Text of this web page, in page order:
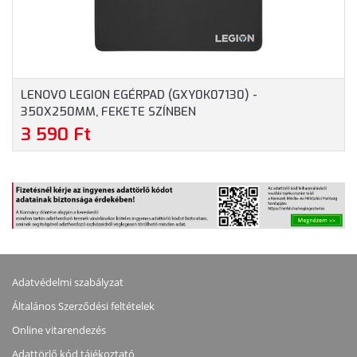
LENOVO LEGION EGÉRPAD (GXY0K07130) -
350X250MM, FEKETE SZÍNBEN
3 590 Ft
Adatvédelmi szabályzat
Általános Szerződési feltételek
Online vitarendezés
Adattörlő kód tájékoztató